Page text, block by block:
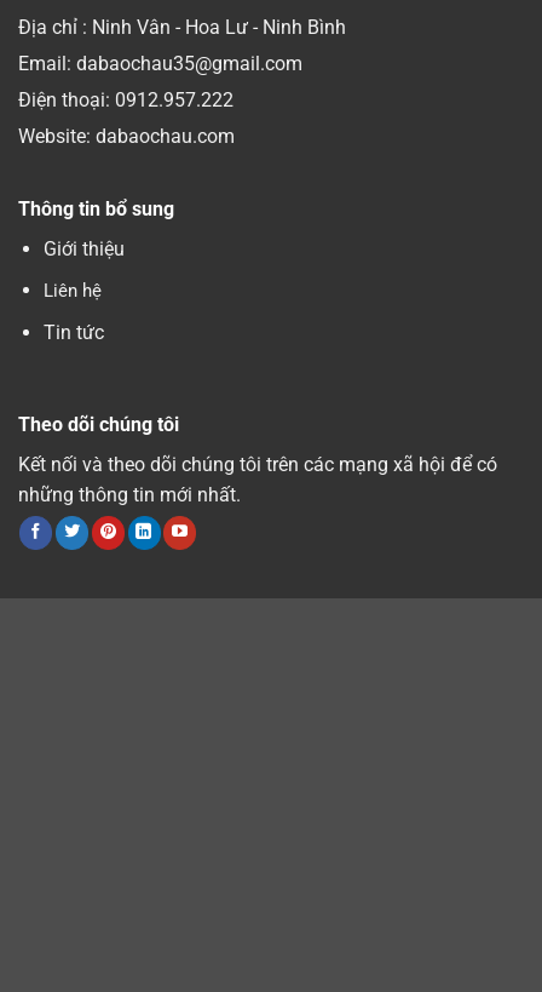
Địa chỉ : Ninh Vân - Hoa Lư - Ninh Bình
Email: dabaochau35@gmail.com
Điện thoại: 0912.957.222
Website: dabaochau.com
Thông tin bổ sung
Giới thiệu
Liên hệ
Tin tức
Theo dõi chúng tôi
Kết nối và theo dõi chúng tôi trên các mạng xã hội để có
những thông tin mới nhất.